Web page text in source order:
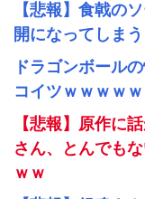
【悲報】食戟の
開になってしま
ドラゴンボール
コイツｗｗｗｗｗ
【悲報】原作に
さん、とんでも
ｗｗ